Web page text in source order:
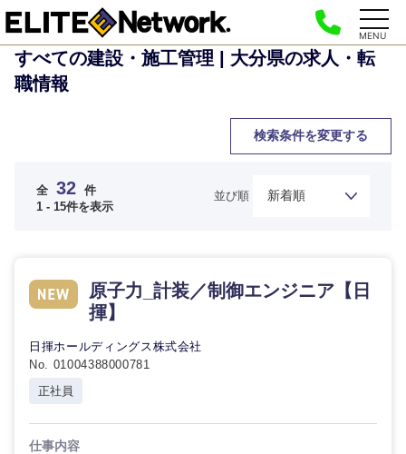
MENU
すべての建設・施工管理 | 大分県の求人・転
職情報
検索条件を変更する
全 32 件
1 - 15件を表示
並び順
原子力_計装／制御エンジニア【日
揮】
日揮ホールディングス株式会社
No. 01004388000781
正社員
仕事内容